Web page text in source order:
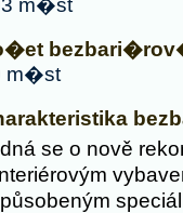
m�st
m�st
se o nově